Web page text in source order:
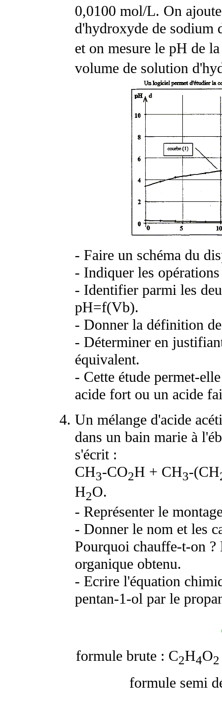
0,0100 mol/L. On
d'hydroxyde de sodium
et on mesure le pH de
volume de solution
- Faire un schéma du
- Indiquer les
- Identifier parmi les
pH=f(Vb).
- Donner la définition
- Déterminer en
équivalent.
- Cette étude permet-
acide fort ou un acide
Un mélange d'acide
dans un bain marie à
s'écrit :
CH3-CO2H + CH3-(CH
H2O.
- Représenter le
- Donner le nom et les
Pourquoi chauffe-t-on ?
organique obtenu.
- Ecrire l'équation
pentan-1-ol par le
formule brute : C2H4O2
formule semi